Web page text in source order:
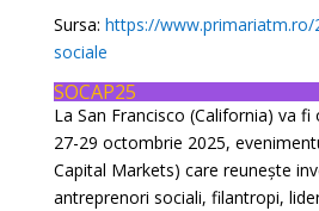
Sursa: https://www.primariatm.ro/
sociale
SOCAP25
La San Francisco (California) va
27-29 octombrie 2025,
Capital Markets) care reunește
antreprenori sociali, filantropi,